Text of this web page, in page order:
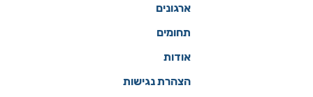
ארגונים
תחומים
אודות
הצהרת נגישות